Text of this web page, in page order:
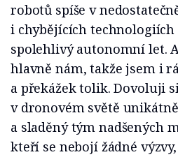
robotů spíše v
i chybějících
spolehlivý autonomní let.
hlavně nám, takže jsem i
a překážek tolik. Dovoluji
v dronovém světě
a sladěný tým nadšených
kteří se nebojí žádné